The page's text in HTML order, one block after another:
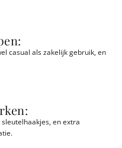
casual als zakelijk gebruik, en
en extra